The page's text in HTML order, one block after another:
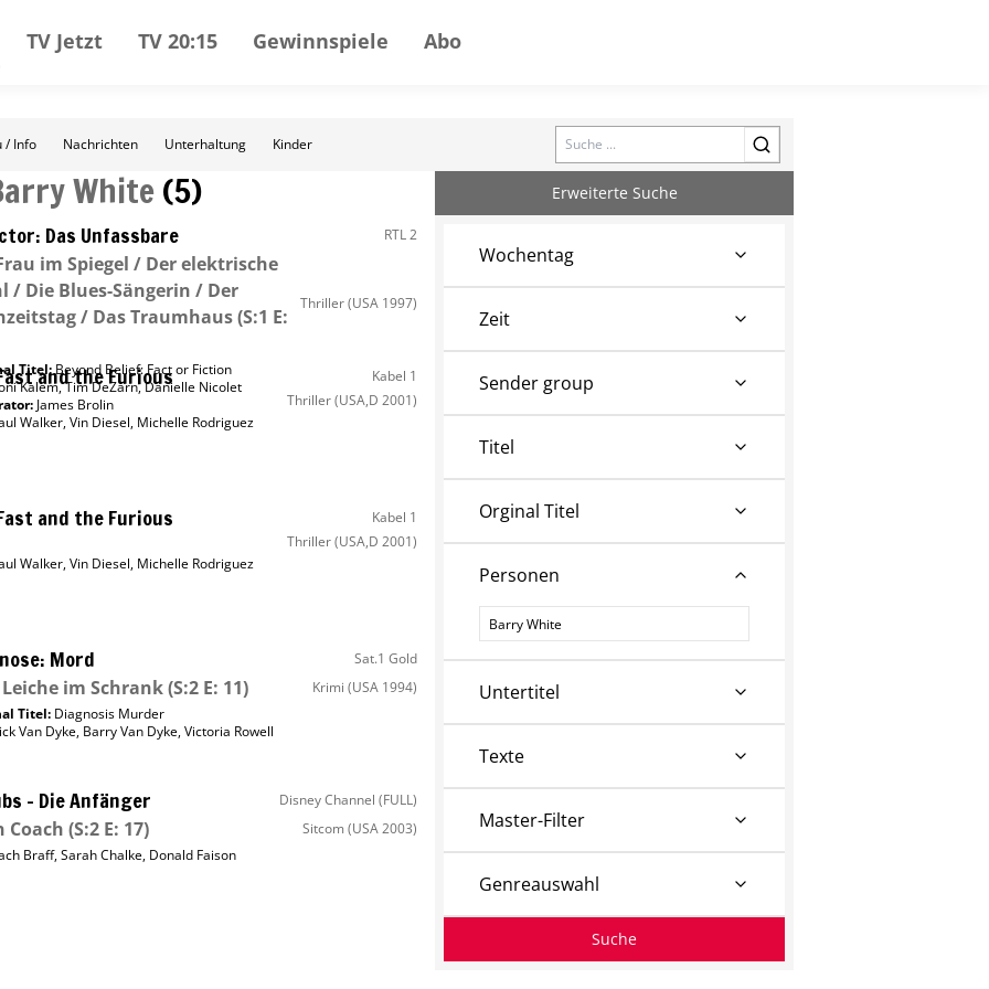
TV Jetzt TV 20:15 Gewinnspiele Abo
/ Info Nachrichten Unterhaltung Kinder Search
White(5)
Das Unfassbare RTL 2
im Spiegel / Der elektrische
/ Die Blues-Sängerin / Der
/ Das Traumhaus(S:1 E:
Thriller(USA 1997)
Titel:Beyond Belief: Fact or Fiction
Kalem,Tim DeZarn,Danielle Nicolet
: James Brolin
and the Furious
Kabel 1
Thriller(USA,D 2001)
Walker,Vin Diesel, Michelle Rodriguez
and the Furious
Kabel 1
Thriller(USA,D 2001)
Walker,Vin Diesel, Michelle Rodriguez
Mord Sat.1 Gold
Leiche im Schrank(S:2 E: 11) Krimi (USA 1994)
Titel: Diagnosis Murder
Van Dyke, Barry Van Dyke,Victoria Rowell
– Die Anfänger Disney Channel (FULL)
Coach (S:2 E: 17) Sitcom (USA 2003)
Braff,Sarah Chalke, Donald Faison
Erweiterte Suche
Wochentag
Zeit
Sender group
Titel
Orginal Titel
Personen
Personen
Untertitel
Texte
Master-Filter
Genreauswahl
Suche